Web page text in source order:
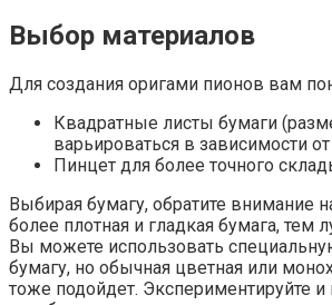
Выбор материалов
Для создания оригами пионов вам
Квадратные листы бумаги
варьироваться в зависимости
Пинцет для более точного
Выбирая бумагу, обратите внимание
более плотная и гладкая бумага, тем
Вы можете использовать
бумагу, но обычная цветная или
тоже подойдет. Экспериментируйте и